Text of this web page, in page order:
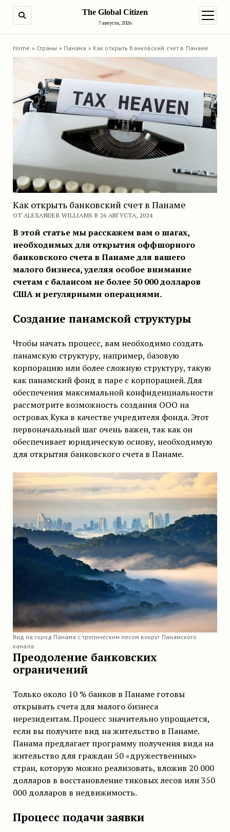
The Global Citizen
7 августа, 2026
Home » Страны » Панама » Как открыть банковский счет в Панаме
Как открыть банковский счет в Панаме
ОТ ALEXANDER WILLIAMS В 26 АВГУСТА, 2024
В этой статье мы расскажем вам о шагах,
необходимых для открытия оффшорного
банковского счета в Панаме для вашего
малого бизнеса, уделяя особое внимание
счетам с балансом не более 50 000 долларов
США и регулярными операциями.
Создание панамской структуры
Чтобы начать процесс, вам необходимо создать
панамскую структуру, например, базовую
корпорацию или более сложную структуру, такую
как панамский фонд в паре с корпорацией. Для
обеспечения максимальной конфиденциальности
рассмотрите возможность создания ООО на
островах Кука в качестве учредителя фонда. Этот
первоначальный шаг очень важен, так как он
обеспечивает юридическую основу, необходимую
для открытия банковского счета в Панаме.
Вид на город Панама с тропическим лесом вокруг Панамского
канала
Преодоление банковских
ограничений
Только около 10 % банков в Панаме готовы
открывать счета для малого бизнеса
нерезидентам. Процесс значительно упрощается,
если вы получите вид на жительство в Панаме.
Панама предлагает программу получения вида на
жительство для граждан 50 «дружественных»
стран, которую можно реализовать, вложив 20 000
долларов в восстановление тиковых лесов или 350
000 долларов в недвижимость.
Процесс подачи заявки